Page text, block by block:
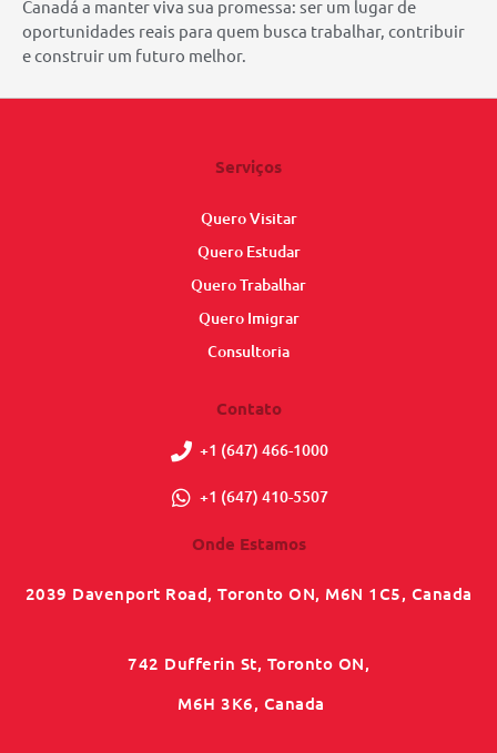
Canadá a manter viva sua promessa: ser um lugar de
oportunidades reais para quem busca trabalhar, contribuir
e construir um futuro melhor.
Serviços
Quero Visitar
Quero Estudar
Quero Trabalhar
Quero Imigrar
Consultoria
Contato
+1 (647) 466-1000
+1 (647) 410-5507
Onde Estamos
2039 Davenport Road, Toronto ON, M6N 1C5, Canada
742 Dufferin St, Toronto ON,
M6H 3K6, Canada